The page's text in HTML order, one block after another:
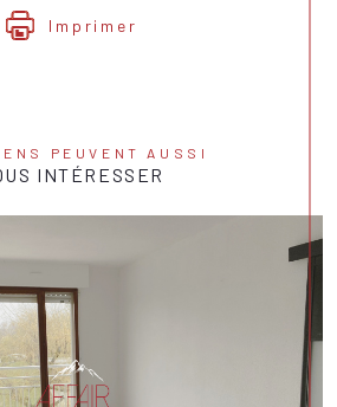
Imprimer
PEUVENT AUSSI
INTÉRESSER